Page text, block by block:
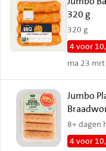
320 g
320 g
4 voor
ma 23
Jumbo
8+ dagen
4 voor